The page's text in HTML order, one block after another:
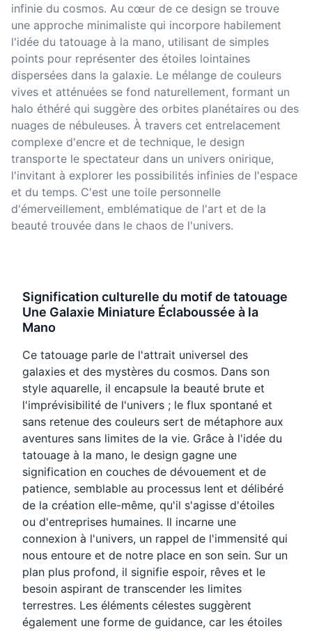
infinie du cosmos. Au cœur de ce design se trouve
une approche minimaliste qui incorpore habilement
l'idée du tatouage à la mano, utilisant de simples
points pour représenter des étoiles lointaines
dispersées dans la galaxie. Le mélange de couleurs
vives et atténuées se fond naturellement, formant un
halo éthéré qui suggère des orbites planétaires ou des
nuages de nébuleuses. À travers cet entrelacement
complexe d'encre et de technique, le design
transporte le spectateur dans un univers onirique,
l'invitant à explorer les possibilités infinies de l'espace
et du temps. C'est une toile personnelle
d'émerveillement, emblématique de l'art et de la
beauté trouvée dans le chaos de l'univers.
Signification culturelle du motif de tatouage
Une Galaxie Miniature Éclaboussée à la
Mano
Ce tatouage parle de l'attrait universel des
galaxies et des mystères du cosmos. Dans son
style aquarelle, il encapsule la beauté brute et
l'imprévisibilité de l'univers ; le flux spontané et
sans retenue des couleurs sert de métaphore aux
aventures sans limites de la vie. Grâce à l'idée du
tatouage à la mano, le design gagne une
signification en couches de dévouement et de
patience, semblable au processus lent et délibéré
de la création elle-même, qu'il s'agisse d'étoiles
ou d'entreprises humaines. Il incarne une
connexion à l'univers, un rappel de l'immensité qui
nous entoure et de notre place en son sein. Sur un
plan plus profond, il signifie espoir, rêves et le
besoin aspirant de transcender les limites
terrestres. Les éléments célestes suggèrent
également une forme de guidance, car les étoiles